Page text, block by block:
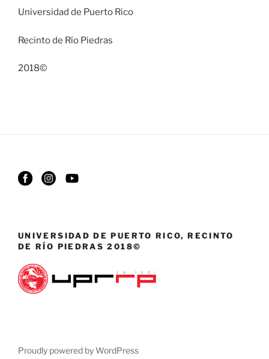
Universidad de Puerto Rico
Recinto de Río Piedras
2018©
UNIVERSIDAD DE PUERTO RICO, RECINTO
DE RÍO PIEDRAS 2018©
Proudly powered by WordPress